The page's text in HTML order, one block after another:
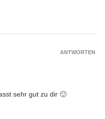
sehr gut zu dir 🙂
ANTWORTEN